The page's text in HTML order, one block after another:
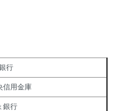
行
信用金庫
銀行